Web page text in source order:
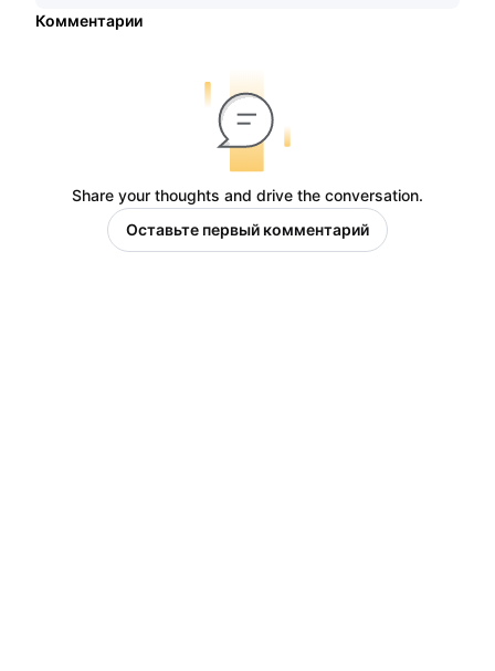
Комментарии
Share your thoughts and drive the conversation.
Оставьте первый комментарий